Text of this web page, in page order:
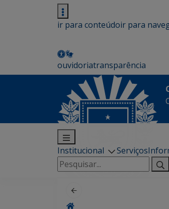
ir para conteúdoir para
ouvidoriatransparência
Institucional Serviços
Pesquisar
por: